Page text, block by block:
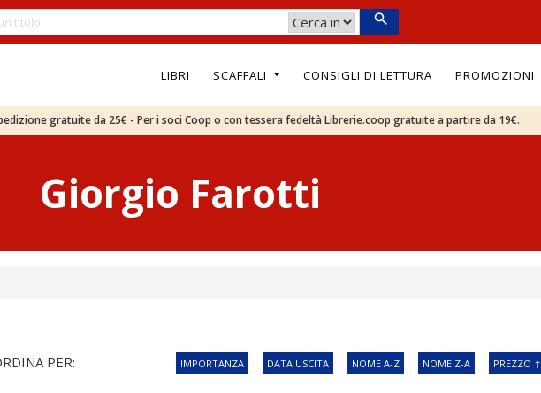
LIBRI SCAFFALI CONSIGLI DI LETTURA PROMOZIONI
gratuite da 25€ - Per i soci Coop o con tessera fedeltà Librerie.coop gratuite a partire da 19€.
Giorgio Farotti
PER: IMPORTANZA DATA USCITA NOME A-Z NOME Z-A PREZZO ↑